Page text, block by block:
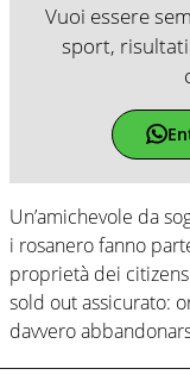
Vuoi essere
sport,
Un’amichevole da
i rosanero fanno
proprietà dei
sold out assicurato:
davvero